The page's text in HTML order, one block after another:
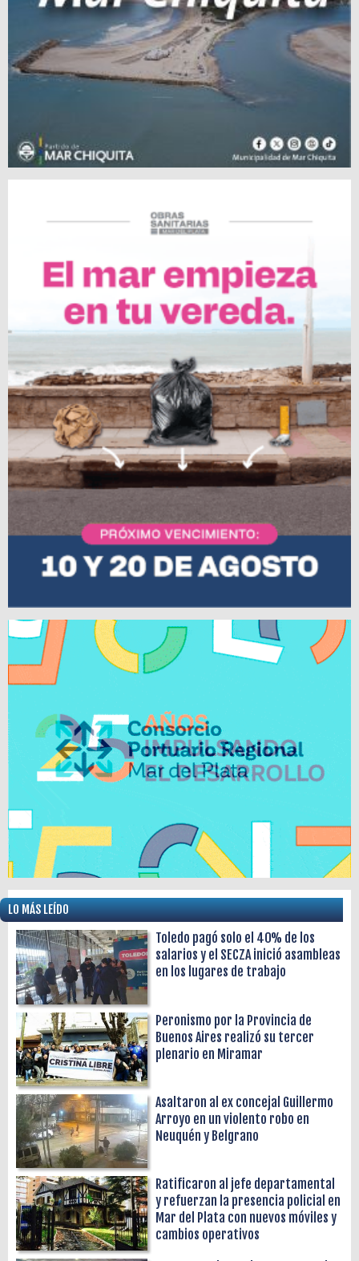
LO MÁS LEÍDO
Toledo pagó solo el 40% de los
salarios y el SECZA inició asambleas
en los lugares de trabajo
Peronismo por la Provincia de
Buenos Aires realizó su tercer
plenario en Miramar
Asaltaron al ex concejal Guillermo
Arroyo en un violento robo en
Neuquén y Belgrano
Ratificaron al jefe departamental
y refuerzan la presencia policial en
Mar del Plata con nuevos móviles y
cambios operativos